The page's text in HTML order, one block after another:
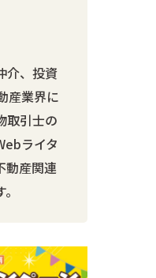
介、投資
産業界に
取引士の
ライタ
動産関連